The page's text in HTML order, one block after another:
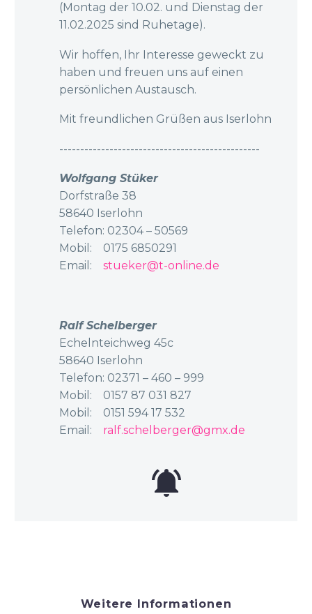
(Montag der 10.02. und Dienstag der
11.02.2025 sind Ruhetage).
Wir hoffen, Ihr Interesse geweckt zu
haben und freuen uns auf einen
persönlichen Austausch.
Mit freundlichen Grüßen aus Iserlohn
------------------------------------------------
Wolfgang Stüker
Dorfstraße 38
58640 Iserlohn
Telefon: 02304 – 50569
Mobil: 0175 6850291
Email: stueker@t-online.de
Ralf Schelberger
Echelnteichweg 45c
58640 Iserlohn
Telefon: 02371 – 460 – 999
Mobil: 0157 87 031 827
Mobil: 0151 594 17 532
Email: ralf.schelberger@gmx.de


Weitere Informationen